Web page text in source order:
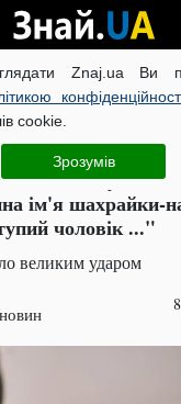
Znaj.ua Ви
cookie.
Зрозумів
УКРАЇНИ
вписав у
ім'я шахрайки-
чоловік ..."
великим ударом